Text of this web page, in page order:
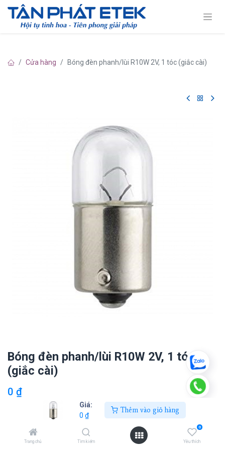
Giá:
0 ₫
Thêm vào giỏ hàng
Trang chủ Tìm kiếm
0
Yêu thích
Cửa hàng Bóng đèn phanh/lùi R10W 2V, 1 tóc (giắc cài)
Bóng đèn phanh/lùi R10W 2V, 1 tóc
(giắc cài)
0 ₫
Thêm vào giỏ hàng